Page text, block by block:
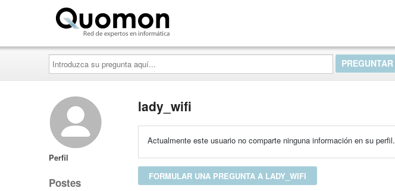
Introduzca
su
pregunta
aquí...
Perfil
Postes
lady_wifi
Actualmente este usuario no comparte ninguna información en su perfil.
FORMULAR UNA PREGUNTA A LADY_WIFI